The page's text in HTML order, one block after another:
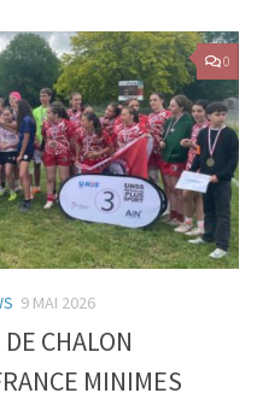
0
9 MAI 2026
CHALON
MINIMES